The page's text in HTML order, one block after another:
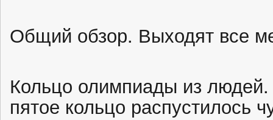
Общий обзор. Выходят все
Кольцо олимпиады из
пятое кольцо распустилось